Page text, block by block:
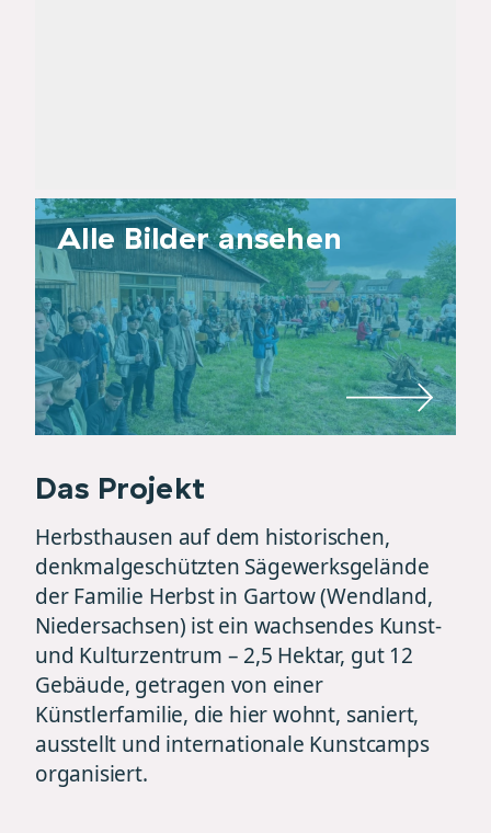
Alle Bilder ansehen
Das Projekt
Herbsthausen auf dem historischen,
denkmalgeschützten Sägewerksgelände
der Familie Herbst in Gartow (Wendland,
Niedersachsen) ist ein wachsendes Kunst-
und Kulturzentrum – 2,5 Hektar, gut 12
Gebäude, getragen von einer
Künstlerfamilie, die hier wohnt, saniert,
ausstellt und internationale Kunstcamps
organisiert.